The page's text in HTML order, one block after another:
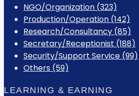
NGO/Organization (323)
Production/Operation (142)
Research/Consultancy (85)
Secretary/Receptionist (188)
Security/Support Service (99)
Others (59)
LEARNING & EARNING